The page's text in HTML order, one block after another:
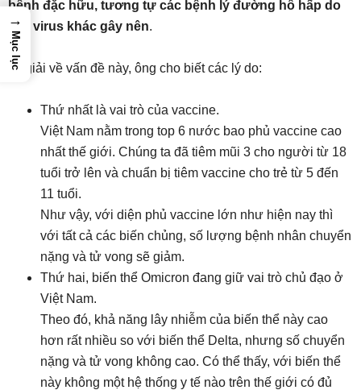
bệnh đặc hữu, tương tự các bệnh lý đường hô hấp do
các virus khác gây nên.
Lý giải về vấn đề này, ông cho biết các lý do:
Thứ nhất là vai trò của vaccine.
Việt Nam nằm trong top 6 nước bao phủ vaccine cao
nhất thế giới. Chúng ta đã tiêm mũi 3 cho người từ 18
tuổi trở lên và chuẩn bị tiêm vaccine cho trẻ từ 5 đến
11 tuổi.
Như vậy, với diện phủ vaccine lớn như hiện nay thì
với tất cả các biến chủng, số lượng bệnh nhân chuyển
nặng và tử vong sẽ giảm.
Thứ hai, biến thể Omicron đang giữ vai trò chủ đạo ở
Việt Nam.
Theo đó, khả năng lây nhiễm của biến thể này cao
hơn rất nhiều so với biến thể Delta, nhưng số chuyển
nặng và tử vong không cao. Có thể thấy, với biến thể
này không một hệ thống y tế nào trên thế giới có đủ
→
Mục lục